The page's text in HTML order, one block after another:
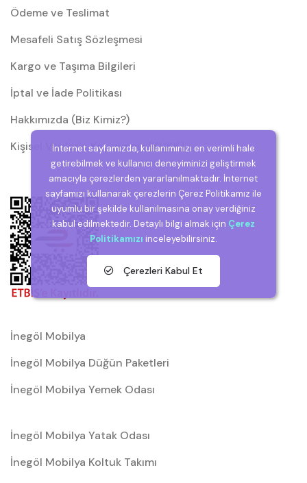
Ödeme ve Teslimat
Mesafeli Satış Sözleşmesi
Kargo ve Taşıma Bilgileri
İptal ve İade Politikası
Hakkımızda (Biz Kimiz?)
Kişisel Verilerin Korunması (KVKK)
İnegöl Mobilya
İnegöl Mobilya Düğün Paketleri
İnegöl Mobilya Yemek Odası
İnegöl Mobilya Yatak Odası
İnegöl Mobilya Koltuk Takımı
İnternet sayfamızda, kullanımınızı en verimli hale
getirebilmek ve kullanıcı deneyiminizi geliştirmek
amacıyla çerezlerden yararlanılmaktadır. İnternet
sayfamızı kullanarak çerezlerin Çerez Politikamız ile
uyumlu bir şekilde kullanılmasına onay verdiğiniz
kabul edilmektedir. Detaylı bilgi almak için Çerez
Politikamızı inceleyebilirsiniz.
Çerezleri Kabul Et